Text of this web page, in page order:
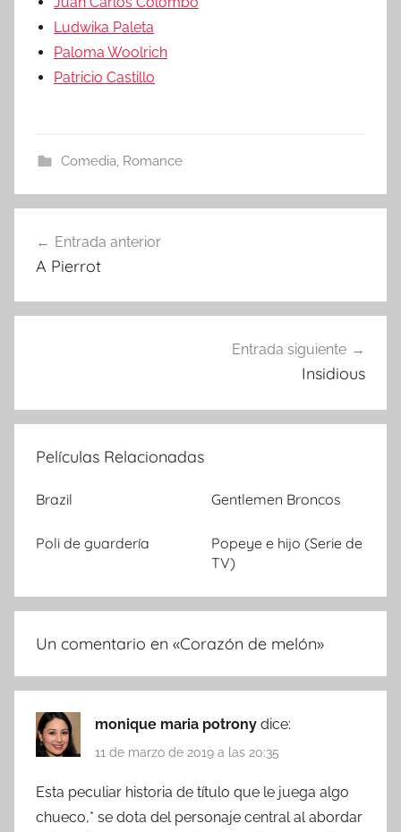
Ludwika Paleta
Paloma Woolrich
Patricio Castillo
Comedia, Romance
Navegación
de
entradas
Entrada anterior
A Pierrot
Entrada siguiente
Insidious
Películas Relacionadas
Brazil Gentlemen Broncos
Poli de guardería
Popeye e hijo (Serie de
TV)
Un comentario en «Corazón de melón»
monique maria potrony dice:
11 de marzo de 2019 a las 20:35
Esta peculiar historia de título que le juega algo
chueco,* se dota del personaje central al abordar